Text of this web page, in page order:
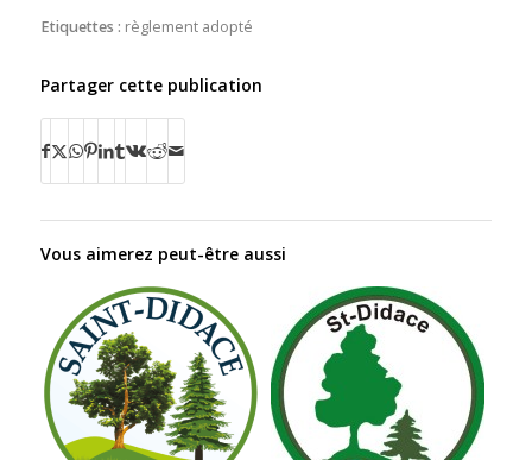
Etiquettes : règlement adopté
Partager cette publication
Vous aimerez peut-être aussi